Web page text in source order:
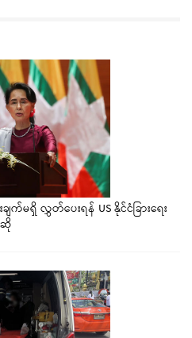
ျက်မရှိ လွှတ်ပေးရန် US နိုင်ငံခြားရေး
ဆို